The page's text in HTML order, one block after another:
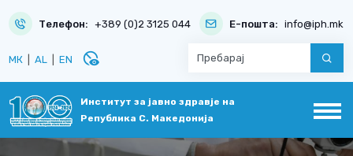
Телефон: +389 (0)2 3125 044 Е-пошта: info@iph.mk
МК AL EN disabled_visible
Институт за јавно здравје на
Република С. Македонија